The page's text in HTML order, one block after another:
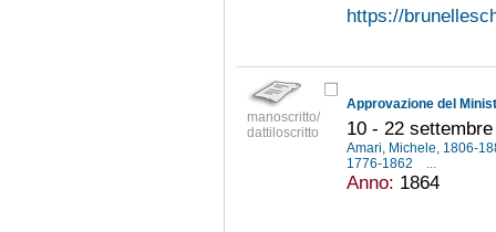
https://
manoscritto/
dattiloscritto
10 - 22
Amari, Michele, 1806-
1776-1862
...
Anno: 1864